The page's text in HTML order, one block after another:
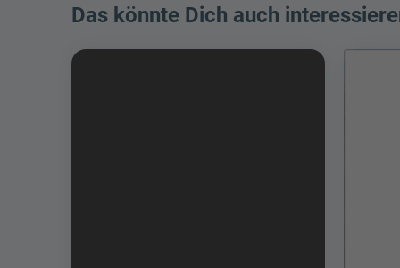
Das könnte Dich auch